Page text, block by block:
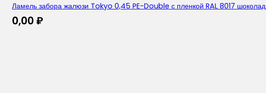
Ламель забора жалюзи Tokyo 0,45 PE-Double с пленкой RAL 8017 шоколад
0,00 ₽